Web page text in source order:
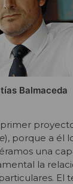
Balmaceda
), porque a él
una
la
El